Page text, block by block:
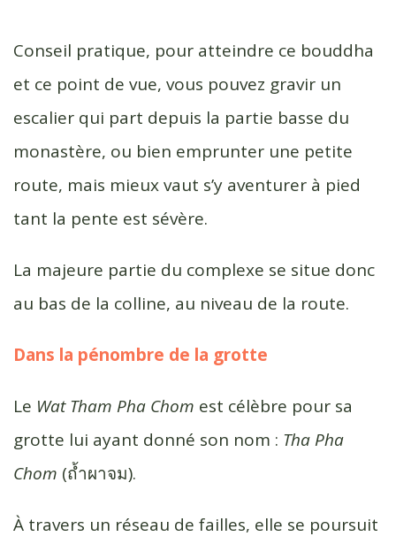
Conseil pratique, pour atteindre ce bouddha
et ce point de vue, vous pouvez gravir un
escalier qui part depuis la partie basse du
monastère, ou bien emprunter une petite
route, mais mieux vaut s’y aventurer à pied
tant la pente est sévère.
La majeure partie du complexe se situe donc
au bas de la colline, au niveau de la route.
Dans la pénombre de la grotte
Le Wat Tham Pha Chom est célèbre pour sa
grotte lui ayant donné son nom : Tha Pha
Chom (ถ้ำผาจม).
À travers un réseau de failles, elle se poursuit